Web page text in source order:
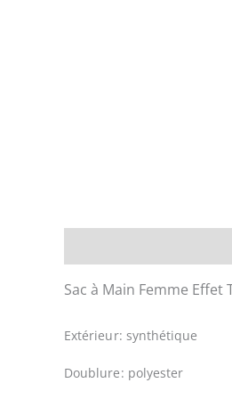
Sac à Main Femme Effet
Extérieur: synthétique
Doublure: polyester